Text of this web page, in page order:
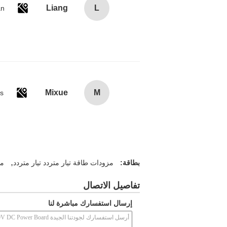
L
Liang
M
Mixue
بطاقة: مزودات طاقة تيار متردد تيار متردد,
تفاصيل الاتصال
إرسال استفسارك مباشرة لنا